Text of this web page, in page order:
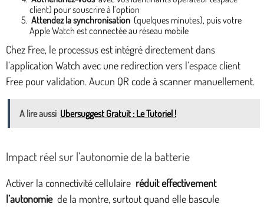
client) pour souscrire à l’option
Attendez la synchronisation (quelques minutes), puis votre
Apple Watch est connectée au réseau mobile
Chez Free, le processus est intégré directement dans
l’application Watch avec une redirection vers l’espace client
Free pour validation. Aucun QR code à scanner manuellement.
A lire aussi Ubersuggest Gratuit : Le Tutoriel !
Impact réel sur l’autonomie de la batterie
Activer la connectivité cellulaire réduit effectivement
l’autonomie de la montre, surtout quand elle bascule